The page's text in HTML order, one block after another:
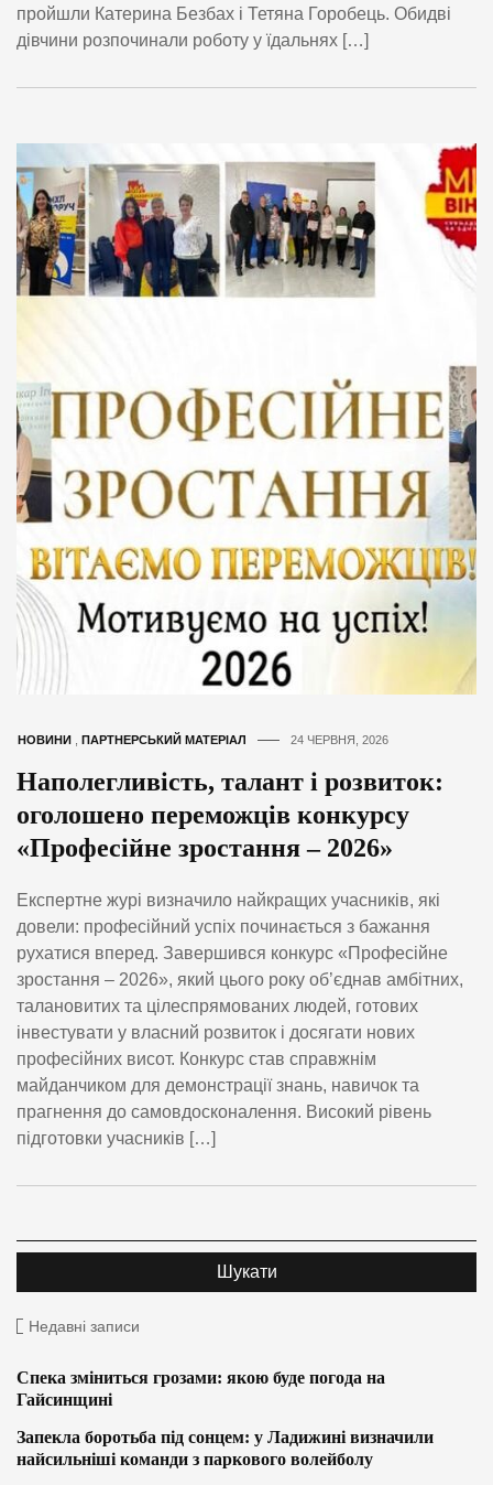
пройшли Катерина Безбах і Тетяна Горобець. Обидві
дівчини розпочинали роботу у їдальнях […]
НОВИНИ ПАРТНЕРСЬКИЙ МАТЕРІАЛ 24 ЧЕРВНЯ, 2026
Наполегливість, талант і розвиток:
оголошено переможців конкурсу
«Професійне зростання – 2026»
Експертне журі визначило найкращих учасників, які
довели: професійний успіх починається з бажання
рухатися вперед. Завершився конкурс «Професійне
зростання – 2026», який цього року об’єднав амбітних,
талановитих та цілеспрямованих людей, готових
інвестувати у власний розвиток і досягати нових
професійних висот. Конкурс став справжнім
майданчиком для демонстрації знань, навичок та
прагнення до самовдосконалення. Високий рівень
підготовки учасників […]
Недавні записи
Спека зміниться грозами: якою буде погода на
Гайсинщині
Запекла боротьба під сонцем: у Ладижині визначили
найсильніші команди з паркового волейболу